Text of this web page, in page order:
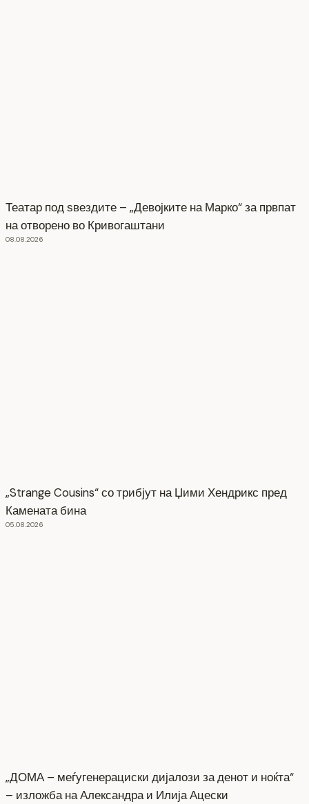
Театар под ѕвездите – „Девојките на Марко“ за првпат
на отворено во Кривогаштани
08.08.2026
„Strange Cousins“ со трибјут на Џими Хендрикс пред
Камената бина
05.08.2026
„ДОМА – меѓугенерациски дијалози за денот и ноќта“
– изложба на Александра и Илија Ацески